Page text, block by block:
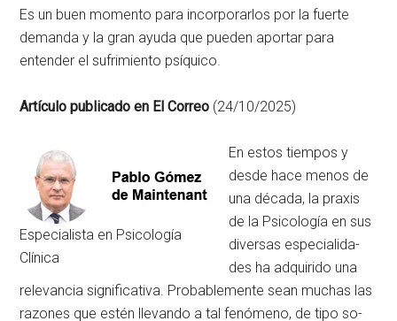
Es un buen momento para incorporarlos por la fuerte
demanda y la gran ayuda que pueden aportar para
entender el sufrimiento psíquico.
Artículo publicado en El Correo (24/10/2025)
Especialista en Psicología
Clínica
En estos tiempos y
des­de hace menos de
una década, la praxis
de la Psicología en sus
diversas especialida­
des ha adquirido una
relevancia significativa. Probablemente sean muchas las
razones que estén lle­vando a tal fenómeno, de tipo so­